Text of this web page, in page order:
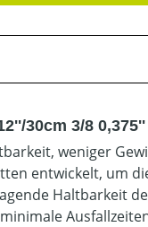
30cm 3/8 0,375''
weniger
entwickelt, um
Haltbarkeit